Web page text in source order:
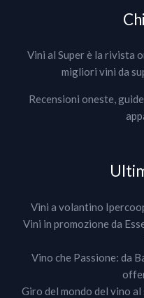
Vini al Super è la rivista
migliori vini da
Recensioni oneste,
Vini a volantino
Vini in promozione da
Vino che Passione: da
Giro del mondo del vino